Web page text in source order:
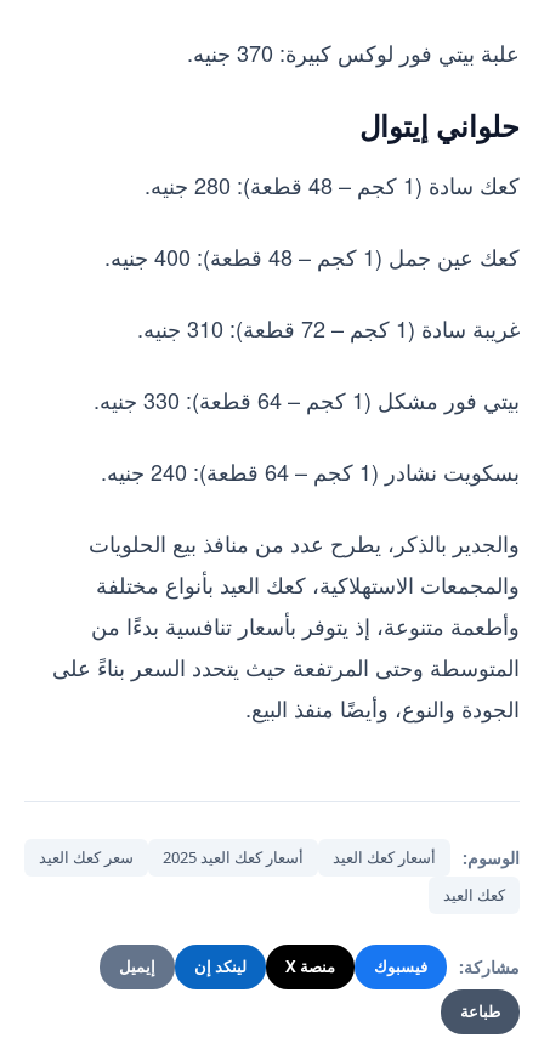
علبة بيتي فور لوكس كبيرة: 370 جنيه.
حلواني إيتوال
كعك سادة (1 كجم – 48 قطعة): 280 جنيه.
كعك عين جمل (1 كجم – 48 قطعة): 400 جنيه.
غريبة سادة (1 كجم – 72 قطعة): 310 جنيه.
بيتي فور مشكل (1 كجم – 64 قطعة): 330 جنيه.
بسكويت نشادر (1 كجم – 64 قطعة): 240 جنيه.
والجدير بالذكر، يطرح عدد من منافذ بيع الحلويات
والمجمعات الاستهلاكية، كعك العيد بأنواع مختلفة
وأطعمة متنوعة، إذ يتوفر بأسعار تنافسية بدءًا من
المتوسطة وحتى المرتفعة حيث يتحدد السعر بناءً على
الجودة والنوع، وأيضًا منفذ البيع.
الوسوم: أسعار كعك العيد أسعار كعك العيد 2025
سعر كعك العيد
كعك العيد
مشاركة: فيسبوك منصة X لينكد إن إيميل
طباعة